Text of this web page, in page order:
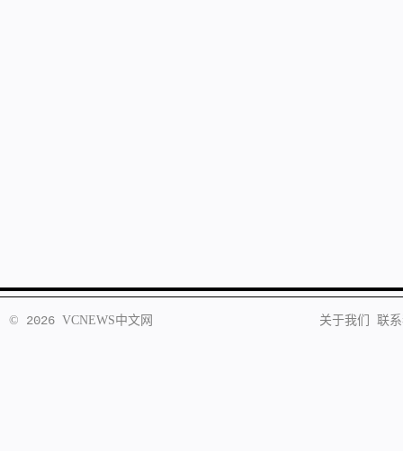
© 2026 VCNEWS中文网 关于我们 联